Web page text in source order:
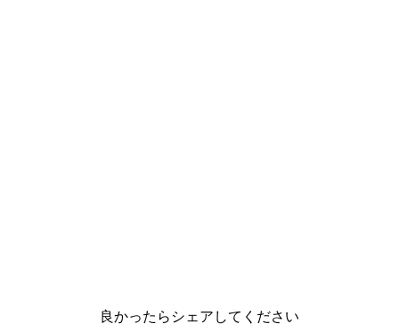
良かったらシェアしてください